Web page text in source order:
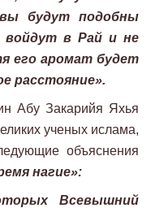
будут подобны
войдут в Рай и не
его аромат будет
расстояние».
Абу Закарийя Яхья
ученых ислама,
объяснения
нагие»:
Всевышний